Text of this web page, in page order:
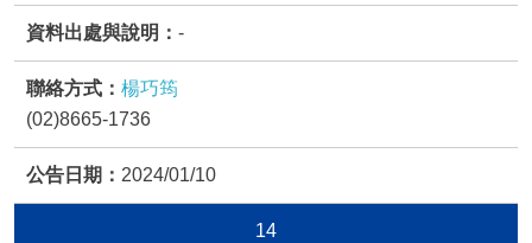
-
楊巧筠
(02)8665-1736
2024/01/10
14